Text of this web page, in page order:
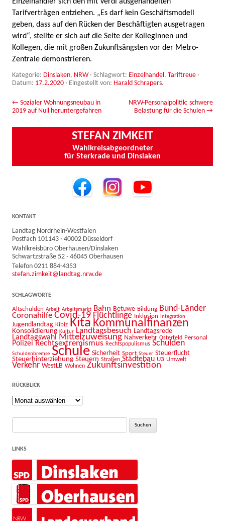
Tarifverträgen entziehen. „Es darf kein Geschäftsmodell
geben, dass auf den Rücken der Beschäftigten ausgetragen
wird“, stellte er sich auf die Seite der Kolleginnen und
Kollegen, die mit großen Zukunftsängsten vor der Metro-
Zentrale demonstrieren.
Kategorie: Dinslaken, NRW· Schlagwort: Einzelhandel , Tariftreue ·
Datum: 17.2.2020 · Eingestellt von: Harald Schrapers.
Beitrags-Navigation
← Sozialer Wohnungsneubau in
2019 auf Null heruntergefahren
NRW-Personalpolitik: schwere
Belastung für die Schulen →
STEFAN ZIMKEIT
Wahlkreisabgeordneter
für Sterkrade und Dinslaken
KONTAKT
Landtag Nordrhein-Westfalen
Postfach 101143 · 40002 Düsseldorf
Wahlkreisbüro Oberhausen/Dinslaken
Schwartzstraße 52 · 46045 Oberhausen
Telefon 0211 884-4353
stefan.zimkeit@landtag.nrw.de
SCHLAGWORTE
Altschulden Arbeit Arbeitsmarkt Bahn Betuwe Bildung Bund-Länder
Coronahilfe Covid-19 Flüchtlinge Inklusion Integration
Jugendlandtag Kibiz Kita Kommunalfinanzen
Konsolidierung Kultur Landtagsbesuch Landtagsrede
Landtagswahl Mittelzuweisung Nahverkehr Osterfeld Personal
Polizei Rechtsextremismus Rechtspopulismus Schulden
Schuldenbremse Schule Sicherheit Sport Steuer Steuerflucht
Steuerhinterziehung Steuern Straßen Städtebau U3 Umwelt
Verkehr WestLB Wohnen Zukunftsinvestition
RÜCKBLICK
Rückblick
LINKS